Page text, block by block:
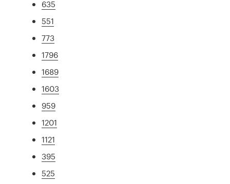
635
551
773
1796
1689
1603
959
1201
1121
395
525